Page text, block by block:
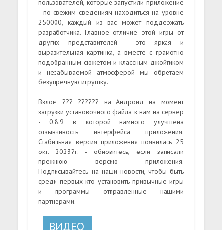
пользователей, которые запустили приложение
- по свежим сведениям находиться на уровне
250000, каждый из вас может поддержать
разработчика. Главное отличие этой игры от
других представителей - это яркая и
выразительная картинка, а вместе с грамотно
подобранным сюжетом и классным джойтиком
и незабываемой атмосферой мы обретаем
безупречную игрушку.
Взлом ??? ?????? на Андроид на момент
загрузки установочного файла к нам на сервер
- 0.8.9 в которой намного улучшена
отзывчивость интерфейса приложения.
Стабильная версия приложения появилась 25
окт. 2023?г. - обновитесь, если записали
прежнюю версию приложения.
Подписывайтесь на наши новости, чтобы быть
среди первых кто установить привычные игры
и программы отправленные нашими
партнерами.
ВИДЕО